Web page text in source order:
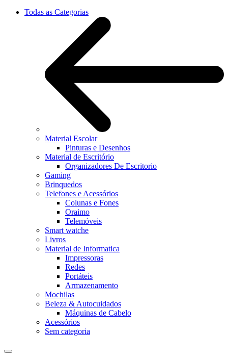
Todas as Categorias
Material Escolar
Pinturas e Desenhos
Material de Escritório
Organizadores De Escritorio
Gaming
Brinquedos
Telefones e Acessórios
Colunas e Fones
Oraimo
Telemóveis
Smart watche
Livros
Material de Informatica
Impressoras
Redes
Portáteis
Armazenamento
Mochilas
Beleza & Autocuidados
Máquinas de Cabelo
Acessórios
Sem categoria